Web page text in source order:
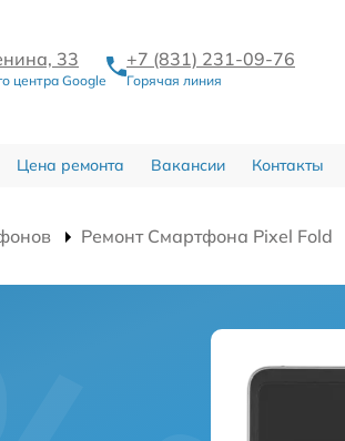
33
центра Google
+7 (831) 231-09-76
Горячая линия
Цена ремонта Вакансии Контакты
Ремонт Смартфона Pixel Fold